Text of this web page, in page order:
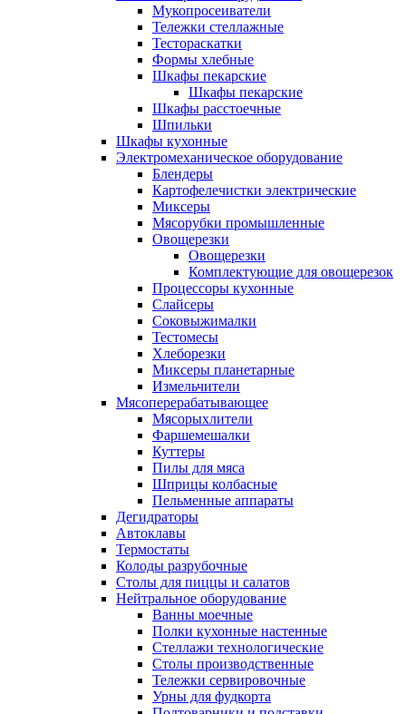
Мукопросеиватели
Тележки стеллажные
Тестораскатки
Формы хлебные
Шкафы пекарские
Шкафы пекарские
Шкафы расстоечные
Шпильки
Шкафы кухонные
Электромеханическое оборудование
Блендеры
Картофелечистки электрические
Миксеры
Мясорубки промышленные
Овощерезки
Овощерезки
Комплектующие для овощерезок
Процессоры кухонные
Слайсеры
Соковыжималки
Тестомесы
Хлеборезки
Миксеры планетарные
Измельчители
Мясоперерабатывающее
Мясорыхлители
Фаршемешалки
Куттеры
Пилы для мяса
Шприцы колбасные
Пельменные аппараты
Дегидраторы
Автоклавы
Термостаты
Колоды разрубочные
Столы для пиццы и салатов
Нейтральное оборудование
Ванны моечные
Полки кухонные настенные
Стеллажи технологические
Столы производственные
Тележки сервировочные
Урны для фудкорта